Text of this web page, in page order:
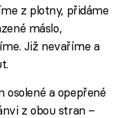
z plotny, přidáme
máslo,
Již nevaříme a
a opepřené
z obou stran –